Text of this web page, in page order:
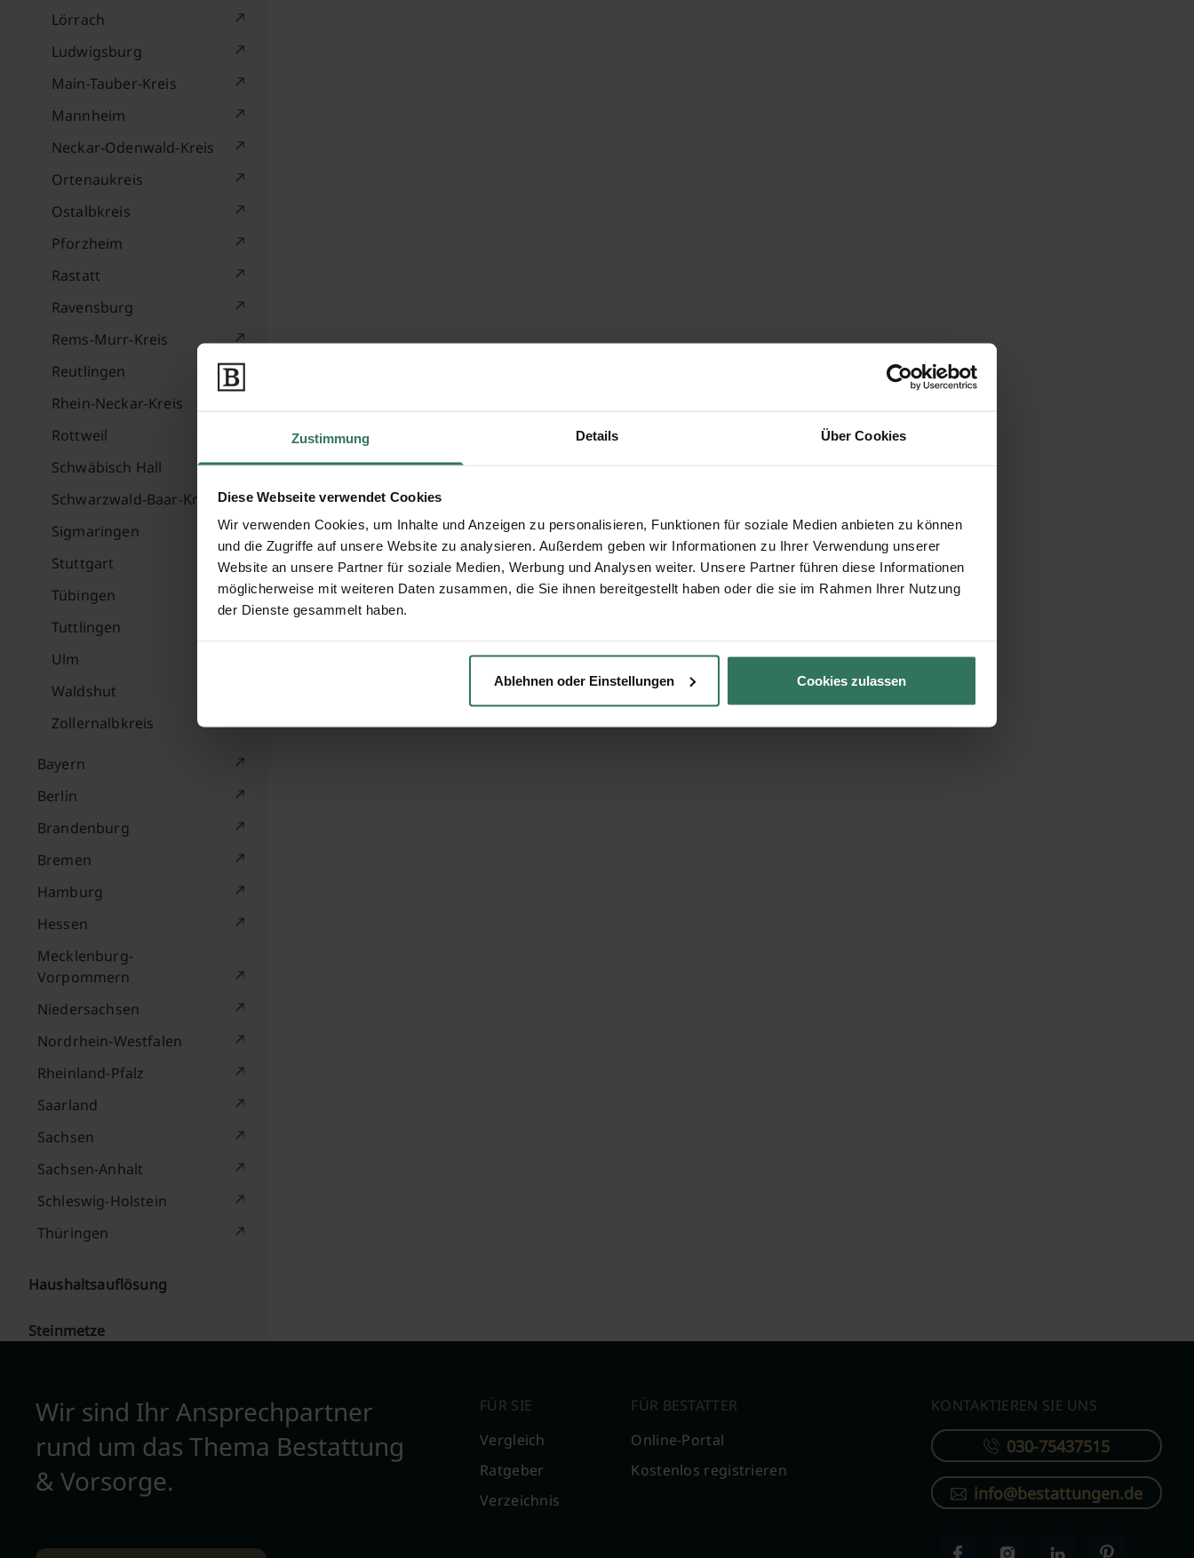
Zustimmung Details Über Cookies
Diese Webseite verwendet Cookies
Wir verwenden Cookies, um Inhalte und Anzeigen zu personalisieren, Funktionen für soziale Medien anbieten zu können
und die Zugriffe auf unsere Website zu analysieren. Außerdem geben wir Informationen zu Ihrer Verwendung unserer
Website an unsere Partner für soziale Medien, Werbung und Analysen weiter. Unsere Partner führen diese Informationen
möglicherweise mit weiteren Daten zusammen, die Sie ihnen bereitgestellt haben oder die sie im Rahmen Ihrer Nutzung
der Dienste gesammelt haben.
Ablehnen oder Einstellungen Cookies zulassen
Lörrach
Ludwigsburg
Main-Tauber-Kreis
Mannheim
Neckar-Odenwald-Kreis
Ortenaukreis
Ostalbkreis
Pforzheim
Rastatt
Ravensburg
Rems-Murr-Kreis
Reutlingen
Rhein-Neckar-Kreis
Rottweil
Schwäbisch Hall
Schwarzwald-Baar-Kreis
Sigmaringen
Stuttgart
Tübingen
Tuttlingen
Ulm
Waldshut
Zollernalbkreis
Bayern
Berlin
Brandenburg
Bremen
Hamburg
Hessen
Mecklenburg-
Vorpommern
Niedersachsen
Nordrhein-Westfalen
Rheinland-Pfalz
Saarland
Sachsen
Sachsen-Anhalt
Schleswig-Holstein
Thüringen
Haushaltsauflösung
Steinmetze
Wir sind Ihr Ansprechpartner
rund um das Thema Bestattung
& Vorsorge.
FÜR SIE
Vergleich
Ratgeber
Verzeichnis
FÜR BESTATTER
Online-Portal
Kostenlos registrieren
KONTAKTIEREN SIE UNS
030-75437515
info@bestattungen.de